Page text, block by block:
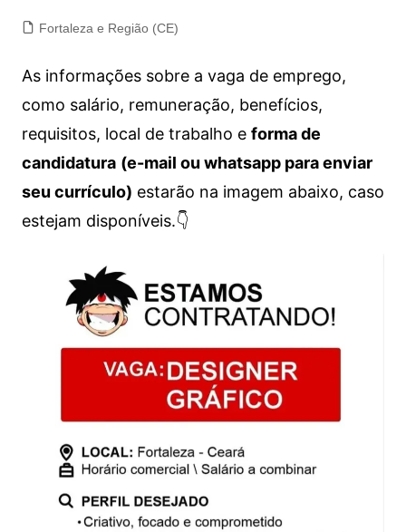
Fortaleza e Região (CE)
As informações sobre a vaga de emprego,
como salário, remuneração, benefícios,
requisitos, local de trabalho e forma de
candidatura (e-mail ou whatsapp para enviar
seu currículo) estarão na imagem abaixo, caso
estejam disponíveis.👇